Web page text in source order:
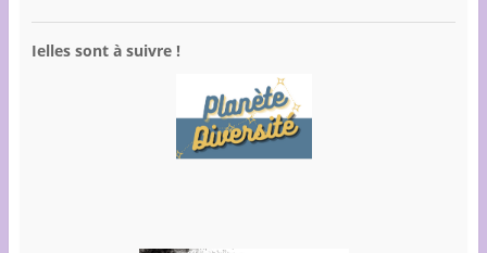
Ielles sont à suivre !